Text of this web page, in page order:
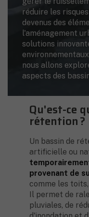
réduire les
devenus des
l'aménagement
solutions
nous allons
aspects des
Qu'est-ce
rétention ?
Un bassin de
artificielle ou
provenant de
comme les
Il permet de
pluviales, de